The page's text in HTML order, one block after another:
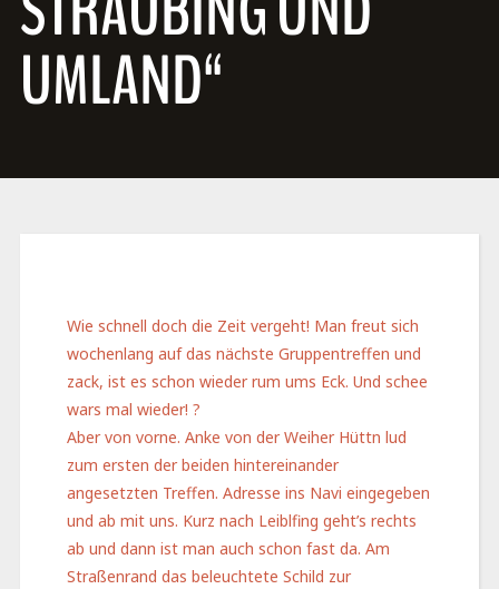
UMLAND“
Wie schnell doch die Zeit vergeht! Man freut sich
wochenlang auf das nächste Gruppentreffen und
zack, ist es schon wieder rum ums Eck. Und schee
wars mal wieder! ?
Aber von vorne. Anke von der Weiher Hüttn lud
zum ersten der beiden hintereinander
angesetzten Treffen. Adresse ins Navi eingegeben
und ab mit uns. Kurz nach Leiblfing geht’s rechts
ab und dann ist man auch schon fast da. Am
Straßenrand das beleuchtete Schild zur